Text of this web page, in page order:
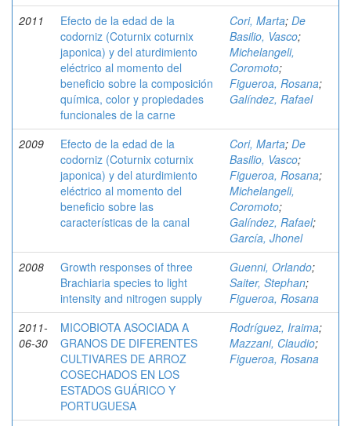
2011
Efecto de la edad de la
codorniz (Coturnix coturnix
japonica) y del aturdimiento
eléctrico al momento del
beneficio sobre la composición
química, color y propiedades
funcionales de la carne
Cori, Marta; De
Basilio, Vasco;
Michelangeli,
Coromoto;
Figueroa, Rosana;
Galíndez, Rafael
2009
Efecto de la edad de la
codorniz (Coturnix coturnix
japonica) y del aturdimiento
eléctrico al momento del
beneficio sobre las
características de la canal
Cori, Marta; De
Basilio, Vasco;
Figueroa, Rosana;
Michelangeli,
Coromoto;
Galíndez, Rafael;
García, Jhonel
2008
Growth responses of three
Brachiaria species to light
intensity and nitrogen supply
Guenni, Orlando;
Saiter, Stephan;
Figueroa, Rosana
2011-
06-30
MICOBIOTA ASOCIADA A
GRANOS DE DIFERENTES
CULTIVARES DE ARROZ
COSECHADOS EN LOS
ESTADOS GUÁRICO Y
PORTUGUESA
Rodríguez, Iraima;
Mazzani, Claudio;
Figueroa, Rosana